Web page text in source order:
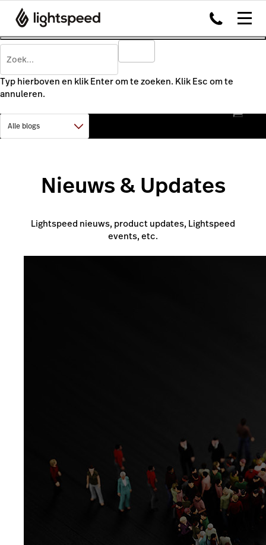
Typ hierboven en klik Enter om te zoeken. Klik Esc om te
annuleren.
Nieuws & Updates
Lightspeed nieuws, product updates, Lightspeed
events, etc.